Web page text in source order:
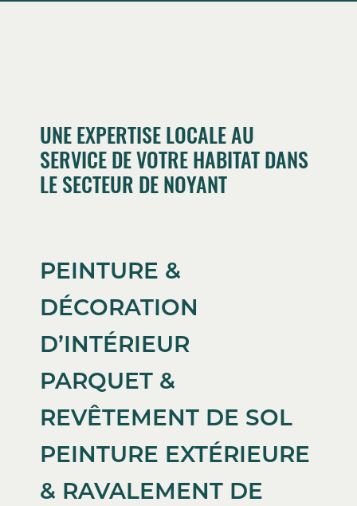
UNE EXPERTISE LOCALE AU
SERVICE DE VOTRE HABITAT DANS
LE SECTEUR DE NOYANT
PEINTURE &
DÉCORATION
D’INTÉRIEUR
PARQUET &
REVÊTEMENT DE SOL
PEINTURE EXTÉRIEURE
& RAVALEMENT DE